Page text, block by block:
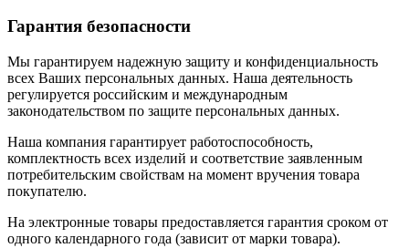
Гарантия безопасности
Мы гарантируем надежную защиту и конфиденциальность
всех Ваших персональных данных. Наша деятельность
регулируется российским и международным
законодательством по защите персональных данных.
Наша компания гарантирует работоспособность,
комплектность всех изделий и соответствие заявленным
потребительским свойствам на момент вручения товара
покупателю.
На электронные товары предоставляется гарантия сроком от
одного календарного года (зависит от марки товара).